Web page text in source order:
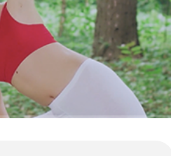
горная тишина
морской бриз
голос ветра
весенний лес